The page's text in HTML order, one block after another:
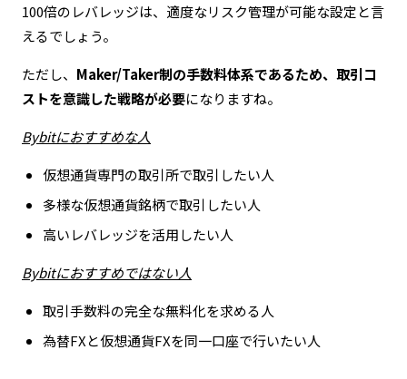
100倍のレバレッジは、適度なリスク管理が可能な設定と言
えるでしょう。
ただし、 Maker/Taker制の手数料体系であるため、取引コ
ストを意識した戦略が必要になりますね。
Bybitにおすすめな人
仮想通貨専門の取引所で取引したい人
多様な仮想通貨銘柄で取引したい人
高いレバレッジを活用したい人
Bybitにおすすめではない人
取引手数料の完全な無料化を求める人
為替FXと仮想通貨FXを同一口座で行いたい人